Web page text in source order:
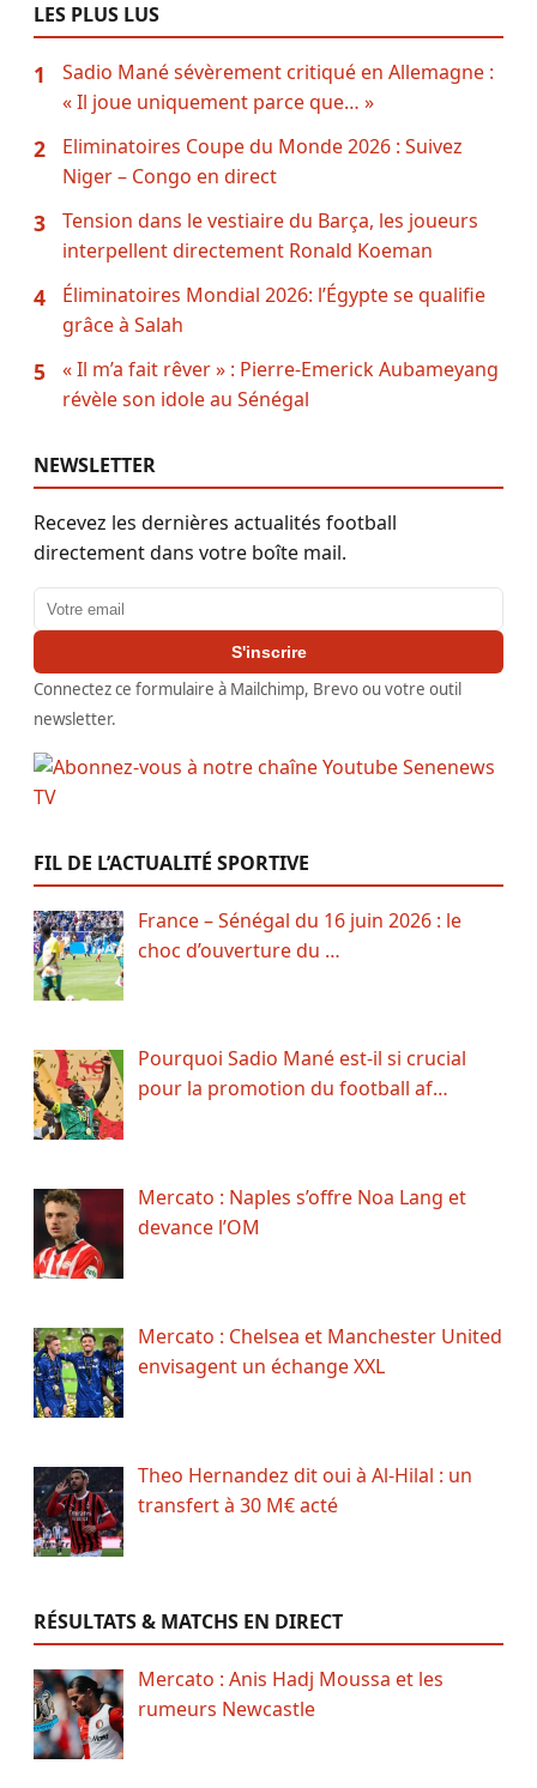
LES PLUS LUS
1
Sadio Mané sévèrement critiqué en Allemagne :
« Il joue uniquement parce que… »
2
Eliminatoires Coupe du Monde 2026 : Suivez
Niger – Congo en direct
3
Tension dans le vestiaire du Barça, les joueurs
interpellent directement Ronald Koeman
4
Éliminatoires Mondial 2026: l’Égypte se qualifie
grâce à Salah
5
« Il m’a fait rêver » : Pierre-Emerick Aubameyang
révèle son idole au Sénégal
NEWSLETTER
Recevez les dernières actualités football
directement dans votre boîte mail.
Adresse email
S'inscrire
Connectez ce formulaire à Mailchimp, Brevo ou votre outil
newsletter.
FIL DE L’ACTUALITÉ SPORTIVE
France – Sénégal du 16 juin 2026 : le
choc d’ouverture du …
Pourquoi Sadio Mané est-il si crucial
pour la promotion du football af…
Mercato : Naples s’offre Noa Lang et
devance l’OM
Mercato : Chelsea et Manchester United
envisagent un échange XXL
Theo Hernandez dit oui à Al-Hilal : un
transfert à 30 M€ acté
RÉSULTATS & MATCHS EN DIRECT
Mercato : Anis Hadj Moussa et les
rumeurs Newcastle